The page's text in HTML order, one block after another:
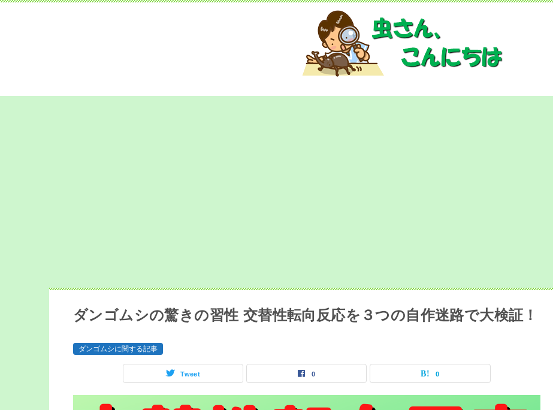
ダンゴムシの驚きの習性 交替性転向反応を３つの自作迷路で大検証！
ダンゴムシに関する記事
Tweet 0 0